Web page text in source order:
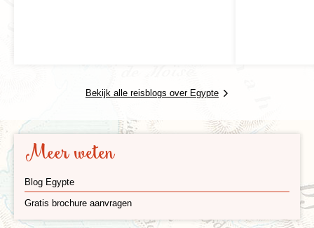
Bekijk alle reisblogs over Egypte
Meer weten
Blog Egypte
Gratis brochure aanvragen